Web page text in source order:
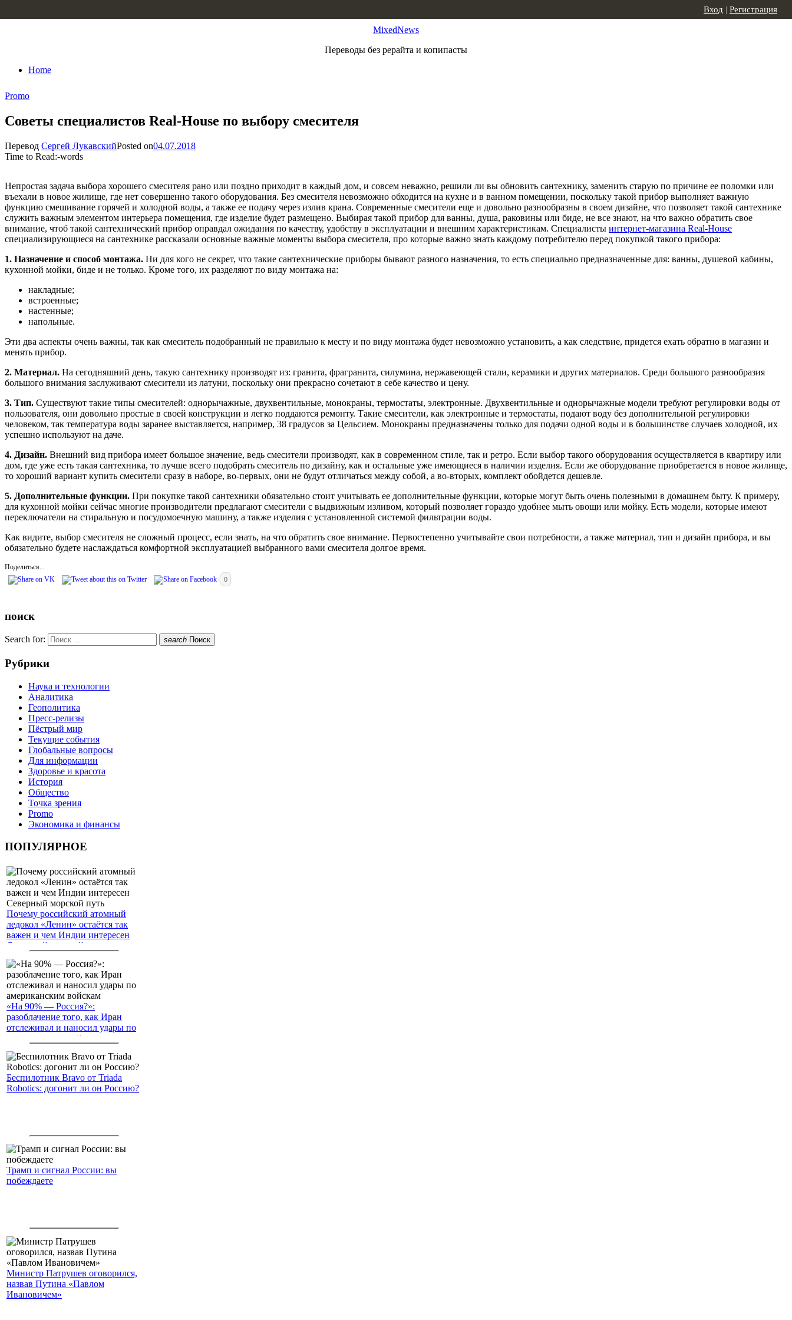
MixedNews
Переводы без рерайта и копипасты
Home
Вход | Регистрация
Promo
Советы специалистов Real-House по выбору смесителя
Перевод Сергей ЛукавскийPosted on04.07.2018
Time to Read:-words
Непростая задача выбора хорошего смесителя рано или поздно приходит в каждый дом, и совсем неважно, решили ли вы обновить сантехнику, заменить старую по причине ее поломки или
въехали в новое жилище, где нет совершенно такого оборудования. Без смесителя невозможно обходится на кухне и в ванном помещении, поскольку такой прибор выполняет важную
функцию смешивание горячей и холодной воды, а также ее подачу через излив крана. Современные смесители еще и довольно разнообразны в своем дизайне, что позволяет такой сантехнике
служить важным элементом интерьера помещения, где изделие будет размещено. Выбирая такой прибор для ванны, душа, раковины или биде, не все знают, на что важно обратить свое
внимание, чтоб такой сантехнический прибор оправдал ожидания по качеству, удобству в эксплуатации и внешним характеристикам. Специалисты интернет-магазина Real-House
специализирующиеся на сантехнике рассказали основные важные моменты выбора смесителя, про которые важно знать каждому потребителю перед покупкой такого прибора:
1. Назначение и способ монтажа. Ни для кого не секрет, что такие сантехнические приборы бывают разного назначения, то есть специально предназначенные для: ванны, душевой кабины,
кухонной мойки, биде и не только. Кроме того, их разделяют по виду монтажа на:
накладные;
встроенные;
настенные;
напольные.
Эти два аспекты очень важны, так как смеситель подобранный не правильно к месту и по виду монтажа будет невозможно установить, а как следствие, придется ехать обратно в магазин и
менять прибор.
2. Материал. На сегодняшний день, такую сантехнику производят из: гранита, фрагранита, силумина, нержавеющей стали, керамики и других материалов. Среди большого разнообразия
большого внимания заслуживают смесители из латуни, поскольку они прекрасно сочетают в себе качество и цену.
3. Тип. Существуют такие типы смесителей: однорычажные, двухвентильные, монокраны, термостаты, электронные. Двухвентильные и однорычажные модели требуют регулировки воды от
пользователя, они довольно простые в своей конструкции и легко поддаются ремонту. Такие смесители, как электронные и термостаты, подают воду без дополнительной регулировки
человеком, так температура воды заранее выставляется, например, 38 градусов за Цельсием. Монокраны предназначены только для подачи одной воды и в большинстве случаев холодной, их
успешно используют на даче.
4. Дизайн. Внешний вид прибора имеет большое значение, ведь смесители производят, как в современном стиле, так и ретро. Если выбор такого оборудования осуществляется в квартиру или
дом, где уже есть такая сантехника, то лучше всего подобрать смеситель по дизайну, как и остальные уже имеющиеся в наличии изделия. Если же оборудование приобретается в новое жилище,
то хороший вариант купить смесители сразу в наборе, во-первых, они не будут отличаться между собой, а во-вторых, комплект обойдется дешевле.
5. Дополнительные функции. При покупке такой сантехники обязательно стоит учитывать ее дополнительные функции, которые могут быть очень полезными в домашнем быту. К примеру,
для кухонной мойки сейчас многие производители предлагают смесители с выдвижным изливом, который позволяет гораздо удобнее мыть овощи или мойку. Есть модели, которые имеют
переключатели на стиральную и посудомоечную машину, а также изделия с установленной системой фильтрации воды.
Как видите, выбор смесителя не сложный процесс, если знать, на что обратить свое внимание. Первостепенно учитывайте свои потребности, а также материал, тип и дизайн прибора, и вы
обязательно будете наслаждаться комфортной эксплуатацией выбранного вами смесителя долгое время.
Поделиться...
0
поиск
Search for: search Поиск
Рубрики
Наука и технологии
Аналитика
Геополитика
Пресс-релизы
Пёстрый мир
Текущие события
Глобальные вопросы
Для информации
Здоровье и красота
История
Общество
Точка зрения
Promo
Экономика и финансы
ПОПУЛЯРНОЕ
Почему российский атомный
ледокол «Ленин» остаётся так
важен и чем Индии интересен
Северный морской путь
«На 90% — Россия?»:
разоблачение того, как Иран
отслеживал и наносил удары по
американским войскам
Беспилотник Bravo от Triada
Robotics: догонит ли он Россию?
Трамп и сигнал России: вы
побеждаете
Министр Патрушев оговорился,
назвав Путина «Павлом
Ивановичем»